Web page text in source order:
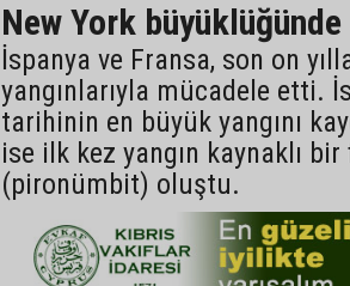
New York
İspanya ve Fransa, son on
yangınlarıyla mücadele etti.
tarihinin en büyük yangını
ise ilk kez yangın kaynaklı
(pironümbit) oluştu.